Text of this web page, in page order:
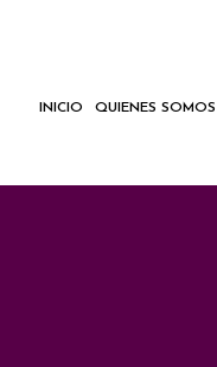
INICIO QUIENES SOMOS